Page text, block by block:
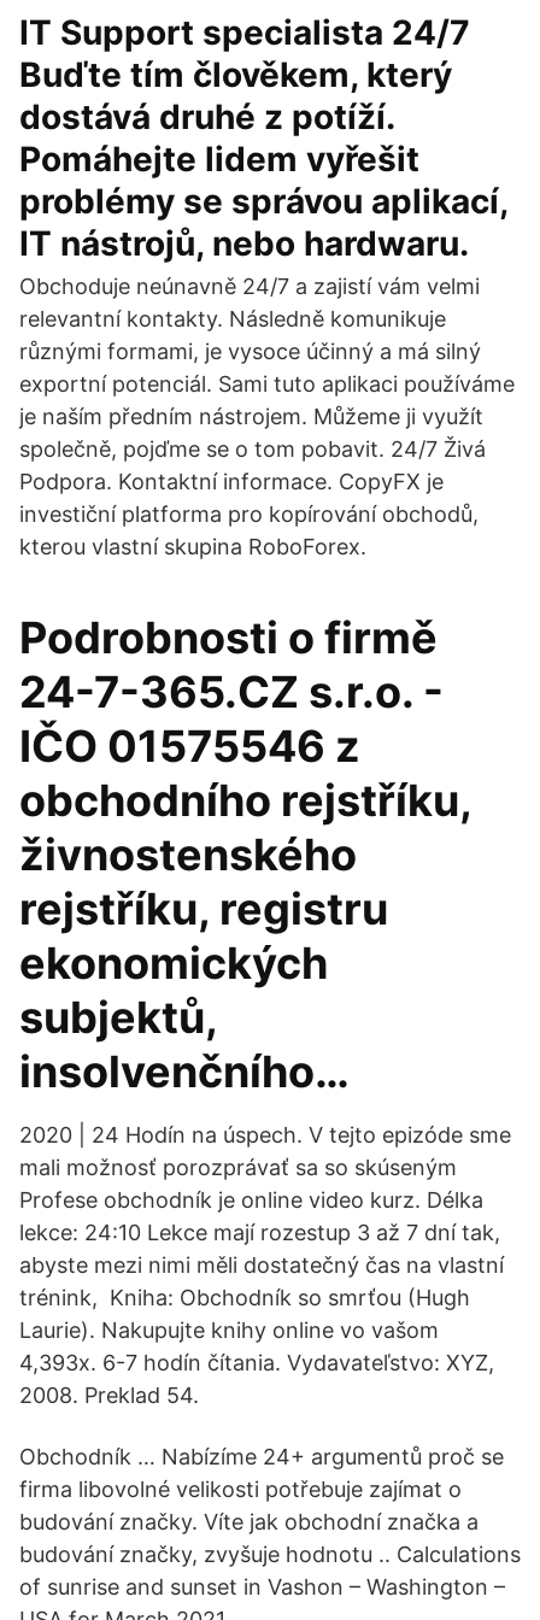
IT Support specialista 24/7
Buďte tím člověkem, který
dostává druhé z potíží.
Pomáhejte lidem vyřešit
problémy se správou aplikací,
IT nástrojů, nebo hardwaru.
Obchoduje neúnavně 24/7 a zajistí vám velmi
relevantní kontakty. Následně komunikuje
různými formami, je vysoce účinný a má silný
exportní potenciál. Sami tuto aplikaci používáme
je naším předním nástrojem. Můžeme ji využít
společně, pojďme se o tom pobavit. 24/7 Živá
Podpora. Kontaktní informace. CopyFX je
investiční platforma pro kopírování obchodů,
kterou vlastní skupina RoboForex.
Podrobnosti o firmě
24-7-365.CZ s.r.o. -
IČO 01575546 z
obchodního rejstříku,
živnostenského
rejstříku, registru
ekonomických
subjektů,
insolvenčního…
2020 | 24 Hodín na úspech. V tejto epizóde sme
mali možnosť porozprávať sa so skúseným
Profese obchodník je online video kurz. Délka
lekce: 24:10 Lekce mají rozestup 3 až 7 dní tak,
abyste mezi nimi měli dostatečný čas na vlastní
trénink, Kniha: Obchodník so smrťou (Hugh
Laurie). Nakupujte knihy online vo vašom
4,393x. 6-7 hodín čítania. Vydavateľstvo: XYZ,
2008. Preklad 54.
Obchodník … Nabízíme 24+ argumentů proč se
firma libovolné velikosti potřebuje zajímat o
budování značky. Víte jak obchodní značka a
budování značky, zvyšuje hodnotu .. Calculations
of sunrise and sunset in Vashon – Washington –